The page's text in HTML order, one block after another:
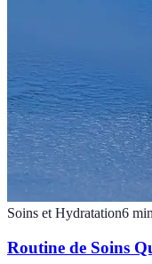
Soins et Hydratation6
Routine de Soins